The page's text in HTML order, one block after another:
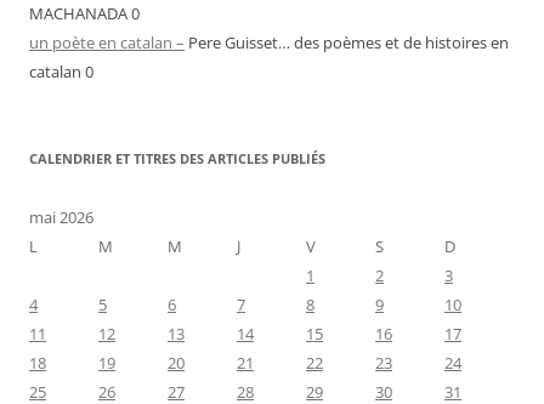
MACHANADA 0
un poète en catalan – Pere Guisset… des poèmes et de histoires en
catalan 0
CALENDRIER ET TITRES DES ARTICLES PUBLIÉS
mai 2026
L
M M J V S
D
1
2
3
4
5 6 7 8 9
10
11
12 13 14 15 16
17
18
19 20 21 22 23
24
25
26 27 28 29 30
31